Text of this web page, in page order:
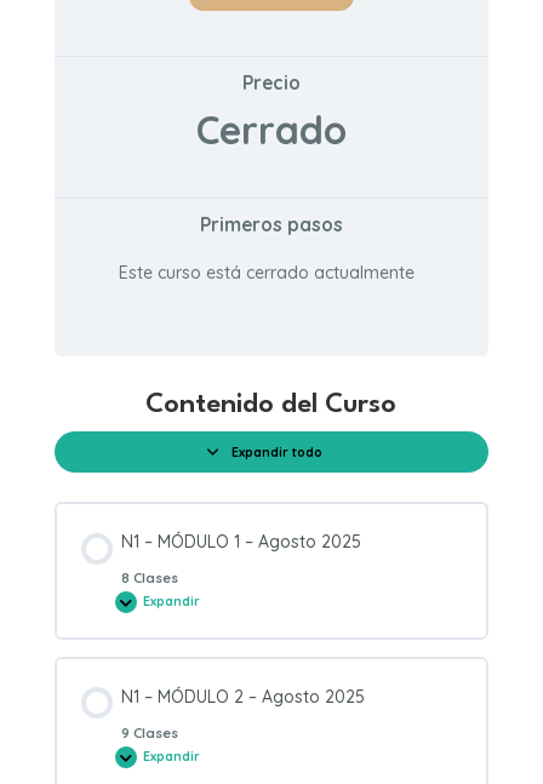
Precio
Cerrado
Primeros pasos
Este curso está cerrado actualmente
Contenido del Curso
Expandir todo
Módulos
N1 – MÓDULO 1 – Agosto 2025
8 Clases
Expandir
N1
MÓDULO
1
Agosto
2025
N1 – MÓDULO 2 – Agosto 2025
9 Clases
Expandir
N1